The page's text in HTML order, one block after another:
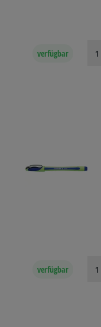
verfügbar
verfügbar